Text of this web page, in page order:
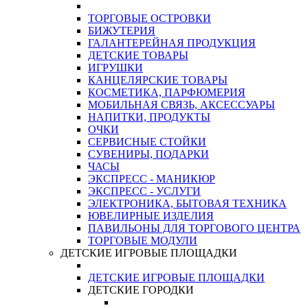
ТОРГОВЫЕ ОСТРОВКИ
БИЖУТЕРИЯ
ГАЛАНТЕРЕЙНАЯ ПРОДУКЦИЯ
ДЕТСКИЕ ТОВАРЫ
ИГРУШКИ
КАНЦЕЛЯРСКИЕ ТОВАРЫ
КОСМЕТИКА, ПАРФЮМЕРИЯ
МОБИЛЬНАЯ СВЯЗЬ, АКСЕССУАРЫ
НАПИТКИ, ПРОДУКТЫ
ОЧКИ
СЕРВИСНЫЕ СТОЙКИ
СУВЕНИРЫ, ПОДАРКИ
ЧАСЫ
ЭКСПРЕСС - МАНИКЮР
ЭКСПРЕСС - УСЛУГИ
ЭЛЕКТРОНИКА, БЫТОВАЯ ТЕХНИКА
ЮВЕЛИРНЫЕ ИЗДЕЛИЯ
ПАВИЛЬОНЫ ДЛЯ ТОРГОВОГО ЦЕНТРА
ТОРГОВЫЕ МОДУЛИ
ДЕТСКИЕ ИГРОВЫЕ ПЛОЩАДКИ
ДЕТСКИЕ ИГРОВЫЕ ПЛОЩАДКИ
ДЕТСКИЕ ГОРОДКИ